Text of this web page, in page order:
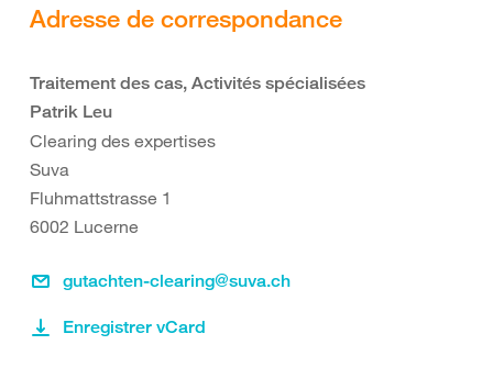
Adresse de correspondance
Traitement des cas, Activités spécialisées
Patrik Leu
Clearing des expertises
Suva
Fluhmattstrasse 1
6002 Lucerne
gutachten-clearing@suva.ch
Enregistrer vCard